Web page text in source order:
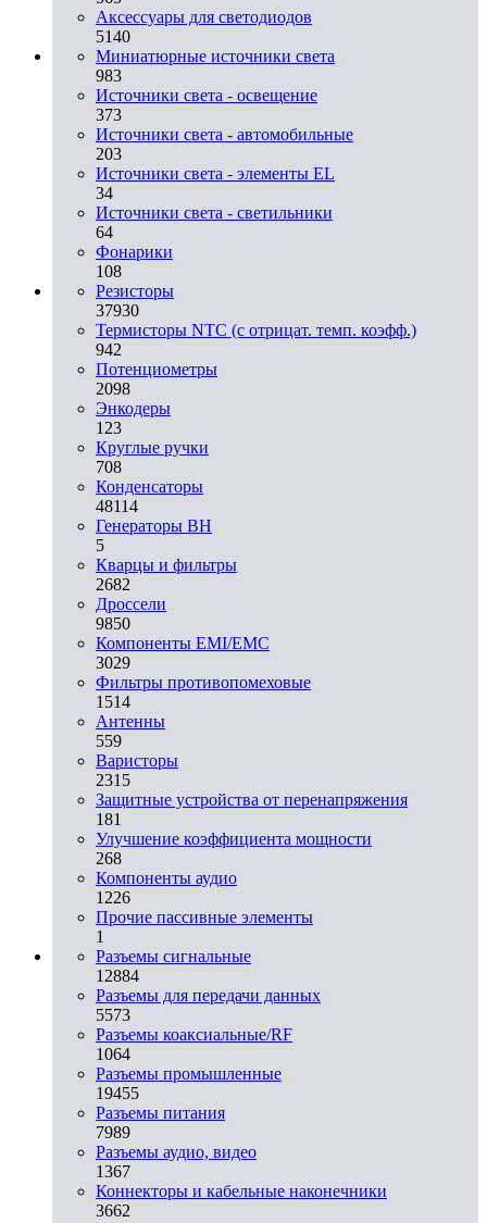
Аксессуары для светодиодов
5140
Миниатюрные источники света
983
Источники света - освещение
373
Источники света - автомобильные
203
Источники света - элементы EL
34
Источники света - светильники
64
Фонарики
108
Резисторы
37930
Термисторы NTC (с отрицат. темп. коэфф.)
942
Потенциометры
2098
Энкодеры
123
Круглые ручки
708
Конденсаторы
48114
Генераторы ВН
5
Кварцы и фильтры
2682
Дроссели
9850
Компоненты EMI/EMC
3029
Фильтры противопомеховые
1514
Антенны
559
Варисторы
2315
Защитные устройства от перенапряжения
181
Улучшение коэффициента мощности
268
Компоненты аудио
1226
Прочие пассивные элементы
1
Разъeмы сигнальные
12884
Разъeмы для передачи данных
5573
Разъeмы коаксиальные/RF
1064
Разъeмы промышленные
19455
Разъeмы питания
7989
Разъeмы аудио, видео
1367
Коннекторы и кабельные наконечники
3662